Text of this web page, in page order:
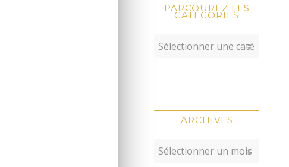
PARCOUREZ LES
CATÉGORIES
ARCHIVES